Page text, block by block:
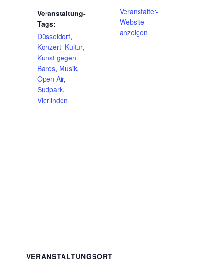
Veranstaltung-
Tags:
Düsseldorf,
Konzert, Kultur,
Kunst gegen
Bares, Musik,
Open Air,
Südpark,
Vierlinden
Veranstalter-
Website
anzeigen
VERANSTALTUNGSORT